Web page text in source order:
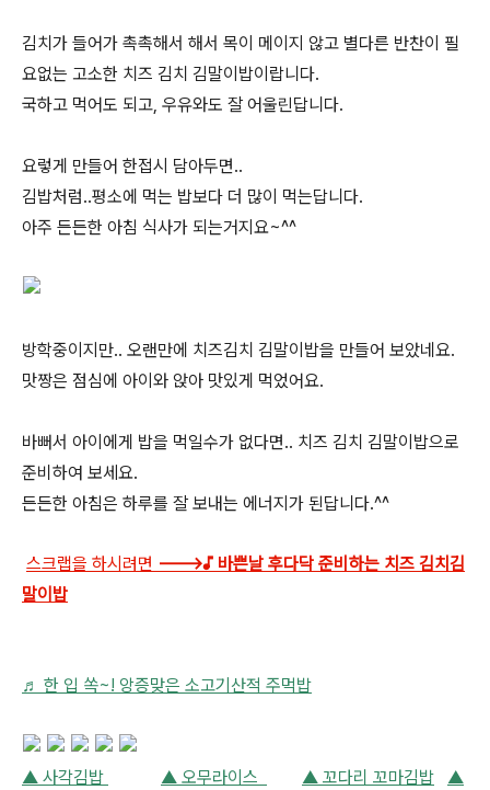
김치가 들어가 촉촉해서 해서 목이 메이지 않고 별다른 반찬이 필
요없는 고소한 치즈 김치 김말이밥이랍니다.
국하고 먹어도 되고, 우유와도 잘 어울린답니다.
요렇게 만들어 한접시 담아두면..
김밥처럼..평소에 먹는 밥보다 더 많이 먹는답니다.
아주 든든한 아침 식사가 되는거지요~^^
방학중이지만.. 오랜만에 치즈김치 김말이밥을 만들어 보았네요.
맛짱은 점심에 아이와 앉아 맛있게 먹었어요.
바뻐서 아이에게 밥을 먹일수가 없다면.. 치즈 김치 김말이밥으로
준비하여 보세요.
든든한 아침은 하루를 잘 보내는 에너지가 된답니다.^^
스크랩을 하시려면 --->♪ 바쁜날 후다닥 준비하는 치즈 김치김
말이밥
♬ 한 입 쏙~! 앙증맞은 소고기산적 주먹밥
▲ 사각김밥 ▲ 오무라이스 ▲ 꼬다리 꼬마김밥
▲